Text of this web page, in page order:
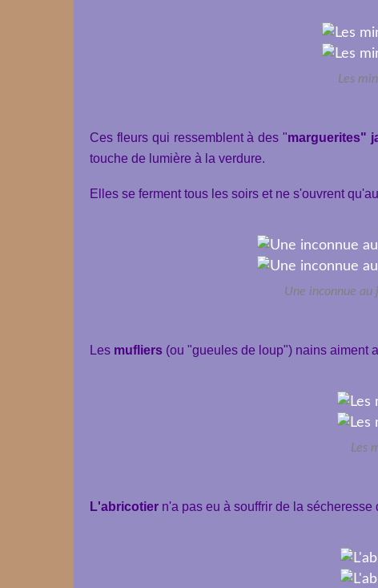
Les
Ces fleurs qui ressemblent à des "marguerites"
touche de lumière à la verdure.
Elles se ferment tous les soirs et ne s'ouvrent
Une inconnue
Les mufliers (ou "gueules de loup") nains aiment
Les
L'abricotier n'a pas eu à souffrir de la sécheresse